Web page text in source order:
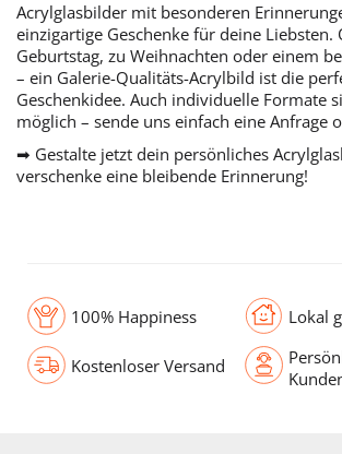
Acrylglasbilder mit besonderen
einzigartige Geschenke für deine Liebsten.
Geburtstag, zu Weihnachten oder einem
– ein Galerie-Qualitäts-Acrylbild ist die
Geschenkidee. Auch individuelle Formate
möglich – sende uns einfach eine Anfrage
➡ Gestalte jetzt dein persönliches
verschenke eine bleibende Erinnerung!
100% Happiness Lokal
Kostenloser Versand